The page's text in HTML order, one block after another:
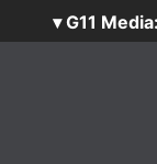
▾ G11 Media: